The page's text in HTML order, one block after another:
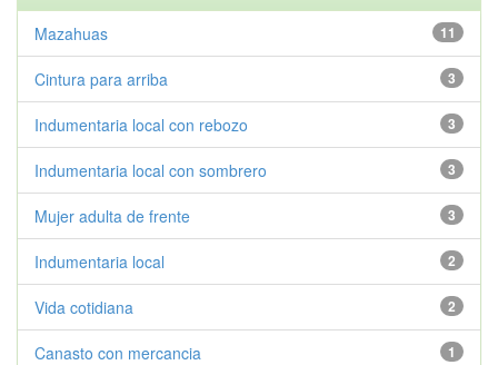
11
Mazahuas
3
Cintura para arriba
3
Indumentaria local con rebozo
3
Indumentaria local con sombrero
3
Mujer adulta de frente
2
Indumentaria local
2
Vida cotidiana
1
Canasto con mercancia